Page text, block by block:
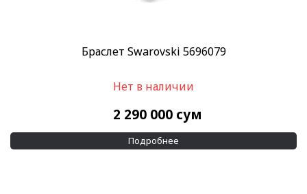
Браслет Swarovski 5696079
Нет в наличии
2 290 000 сум
Подробнее